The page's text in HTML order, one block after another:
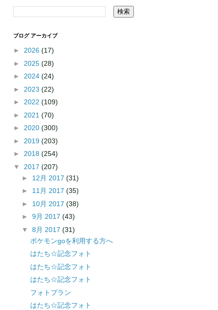
ブログ アーカイブ
► 2026 (17)
► 2025 (28)
► 2024 (24)
► 2023 (22)
► 2022 (109)
► 2021 (70)
► 2020 (300)
► 2019 (203)
► 2018 (254)
▼ 2017 (207)
► 12月 2017 (31)
► 11月 2017 (35)
► 10月 2017 (38)
► 9月 2017 (43)
▼ 8月 2017 (31)
ポケモンgoを利用する方へ
はたち☆記念フォト
はたち☆記念フォト
はたち☆記念フォト
フォトプラン
はたち☆記念フォト